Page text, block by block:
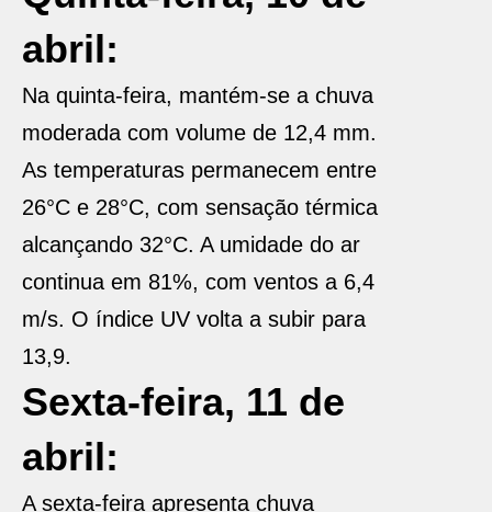
abril:
Na quinta-feira, mantém-se a chuva
moderada com volume de 12,4 mm.
As temperaturas permanecem entre
26°C e 28°C, com sensação térmica
alcançando 32°C. A umidade do ar
continua em 81%, com ventos a 6,4
m/s. O índice UV volta a subir para
13,9.
Sexta-feira, 11 de
abril:
A sexta-feira apresenta chuva